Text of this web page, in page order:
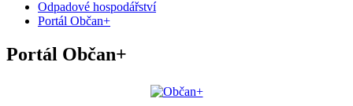
Odpadové hospodářství
Portál Občan+
Portál Občan+